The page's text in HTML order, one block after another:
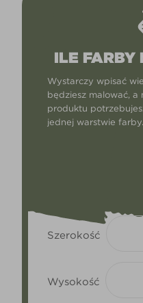
ILE FARBY
Wystarczy wpisać
będziesz malować, a
produktu
jednej warstwie farby.
Szerokość
Wysokość